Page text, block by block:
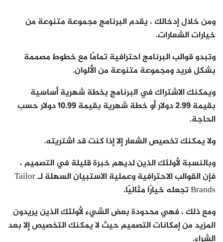
ومن خلال إدخالك ، يقدم البرنامج مجموعة متنوعة من
خيارات الشعارات.
وتبدو قوالب البرنامج احترافية تمامًا مع خطوط مصممة
بشكل فريد ومجموعة متنوعة من الألوان.
ويمكنك الاشتراك في البرنامج بخطة شهرية أساسية
بقيمة 2.99 دولار أو خطة شهرية بقيمة 10.99 دولار حسب
الحاجة.
ولا يمكنك تخصيص الشعار إلا إذا كنت قد اشتريته.
وبالنسبة لأولئك الذين لديهم خبرة قليلة في التصميم ،
فإن القوالب الاحترافية وعملية الاستبيان السهلة لـ Tailor
Brands تجعله خيارًا مثاليًا.
ومع ذلك ، فهي محدودة بعض الشيء لأولئك الذين يريدون
المزيد من إمكانات التصميم حيث لا يمكنك التخصيص إلا بعد
الشراء.